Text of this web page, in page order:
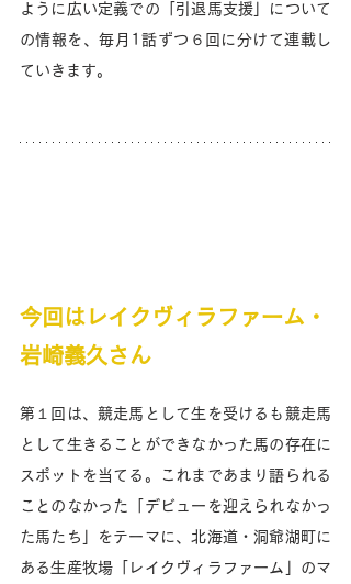
ように広い定義での「引退馬支援」について
の情報を、毎月1話ずつ６回に分けて連載し
ていきます。
今回はレイクヴィラファーム・
岩崎義久さん
第１回は、競走馬として生を受けるも競走馬
として生きることができなかった馬の存在に
スポットを当てる。これまであまり語られる
ことのなかった「デビューを迎えられなかっ
た馬たち」をテーマに、北海道・洞爺湖町に
ある生産牧場「レイクヴィラファーム」のマ